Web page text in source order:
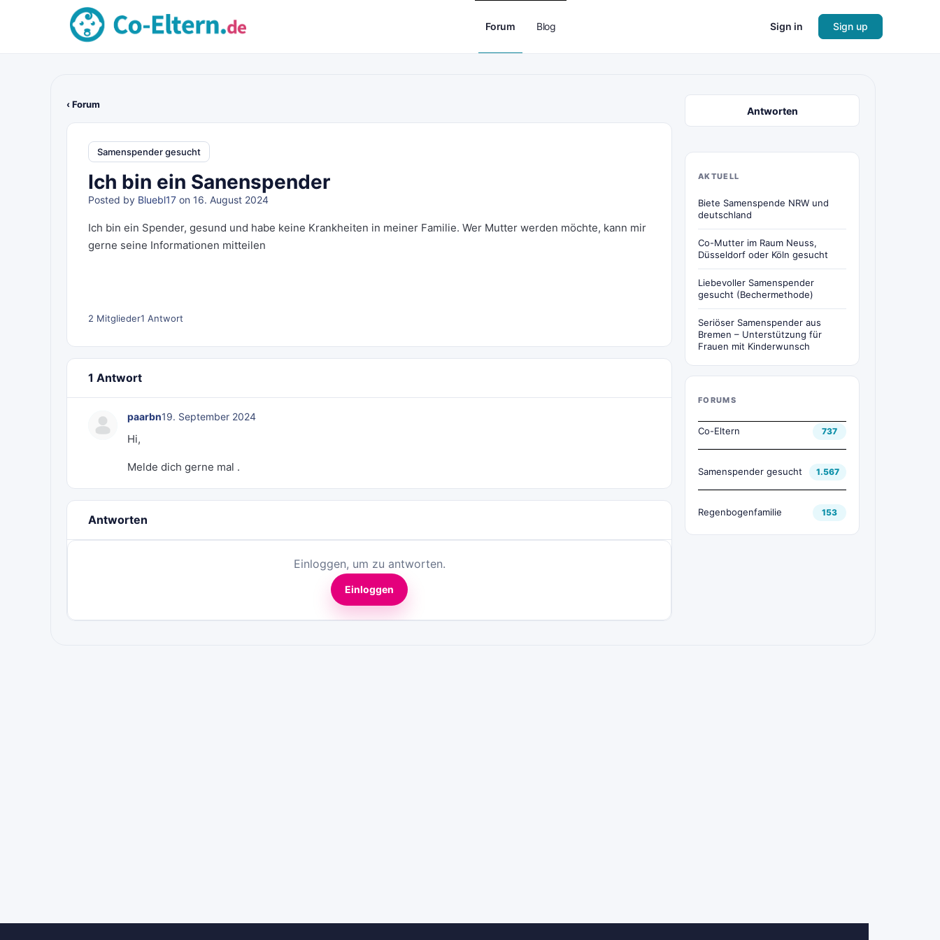
Forum Blog Sign in Sign up
‹ Forum
Samenspender gesucht
Ich bin ein Sanenspender
Posted by Bluebl17 on 16. August 2024
Ich bin ein Spender, gesund und habe keine Krankheiten in meiner Familie. Wer Mutter werden möchte, kann mir
gerne seine Informationen mitteilen
2 Mitglieder1 Antwort
1 Antwort
paarbn19. September 2024
Hi,
Melde dich gerne mal .
Antworten
Einloggen, um zu antworten.
Einloggen
Antworten
AKTUELL
Biete Samenspende NRW und
deutschland
Co-Mutter im Raum Neuss,
Düsseldorf oder Köln gesucht
Liebevoller Samenspender
gesucht (Bechermethode)
Seriöser Samenspender aus
Bremen – Unterstützung für
Frauen mit Kinderwunsch
FORUMS
Co-Eltern 737
Samenspender gesucht 1.567
Regenbogenfamilie 153